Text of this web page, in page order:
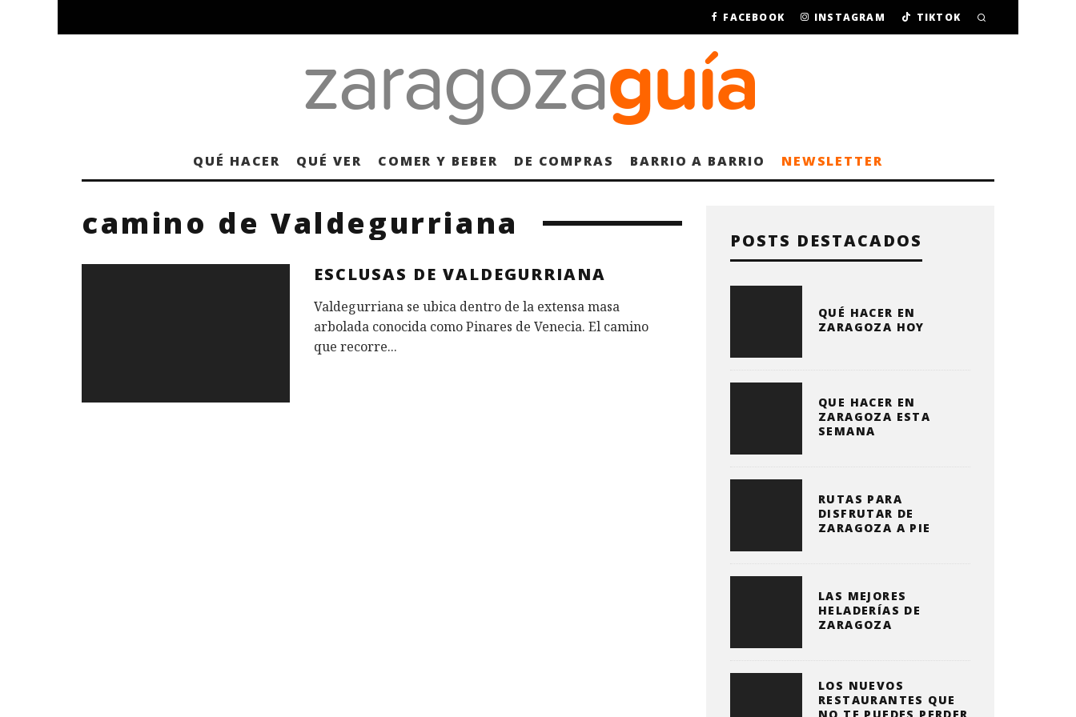
FACEBOOK INSTAGRAM TIKTOK
QUÉ HACER QUÉ VER COMER Y BEBER DE COMPRAS BARRIO A BARRIO NEWSLETTER
camino de Valdegurriana
ESCLUSAS DE VALDEGURRIANA
Valdegurriana se ubica dentro de la extensa masa
arbolada conocida como Pinares de Venecia. El camino
que recorre...
POSTS DESTACADOS
QUÉ HACER EN
ZARAGOZA HOY
QUE HACER EN
ZARAGOZA ESTA
SEMANA
RUTAS PARA
DISFRUTAR DE
ZARAGOZA A PIE
LAS MEJORES
HELADERÍAS DE
ZARAGOZA
LOS NUEVOS
RESTAURANTES QUE
NO TE PUEDES PERDER